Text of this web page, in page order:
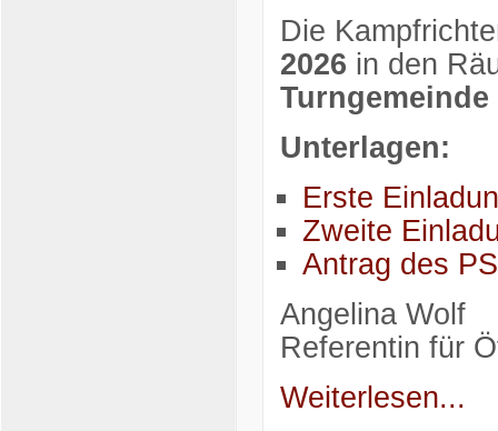
Die
2026 in den
Turngemeinde
Unterlagen:
Erste
Zweite
Antrag des
Angelina Wolf
Referentin für
Weiterlesen...